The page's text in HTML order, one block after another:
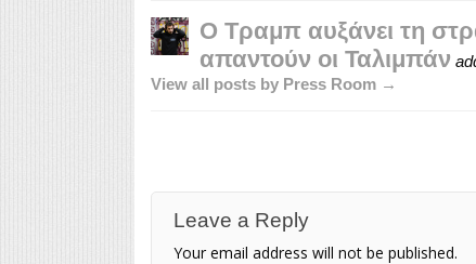
Ο Τραμπ αυξάνει τη
απαντούν οι Ταλιμπάν
View all posts by Press Room →
Leave a Reply
Your email address will not be published.